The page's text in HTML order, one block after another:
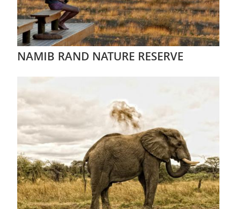
NAMIB RAND NATURE RESERVE